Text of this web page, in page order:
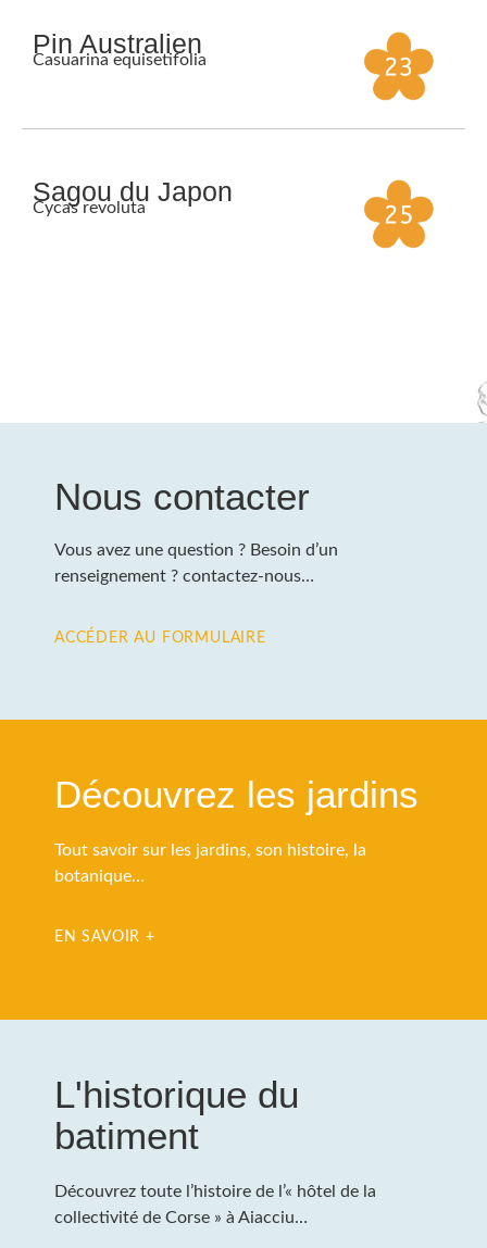
Pin Australien
Casuarina equisetifolia
Sagou du Japon
Cycas revoluta
Nous contacter
Vous avez une question ? Besoin d’un
renseignement ? contactez-nous…
ACCÉDER AU FORMULAIRE
Découvrez les jardins
Tout savoir sur les jardins, son histoire, la
botanique…
EN SAVOIR +
L'historique du
batiment
Découvrez toute l’histoire de l’« hôtel de la
collectivité de Corse » à Aiacciu…